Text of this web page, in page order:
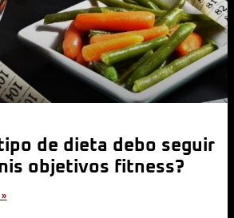
de dieta debo seguir
objetivos fitness?